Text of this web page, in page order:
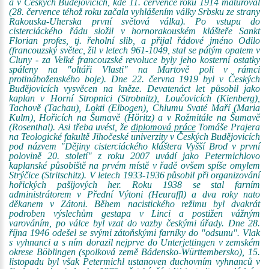
a v Českých Budějovicích, kde 11. července roku 1914 maturoval
(28. července téhož roku začala vyhlášením války Srbsku ze strany
Rakouska-Uherska první světová válka). Po vstupu do
cisterciáckého řádu složil v hornorakouském klášteře Sankt
Florian profes, tj. řeholní slib, a přijal řádové jméno Odilo
(francouzský světec, žil v letech 961-1049, stal se pátým opatem v
Cluny - za Velké francouzské revoluce byly jeho kosterní ostatky
spáleny na "oltáři Vlasti" na Martově poli v rámci
protináboženského boje). Dne 22. června 1919 byl v Českých
Budějovicích vysvěcen na kněze. Devatenáct let působil jako
kaplan v Horní Stropnici (Strobnitz), Loučovicích (Kienberg),
Tachově (Tachau), Lokti (Elbogen), Chlumu Svaté Maří (Maria
Kulm), Hořicích na Šumavě (Höritz) a v Rožmitále na Šumavě
(Rosenthal). Asi třeba uvést, že diplomová práceTomáše Prajera
na Teologické fakultě Jihočeské univerzity v Českých Budějovicích
pod názvem "Dějiny cisterciáckého kláštera Vyšší Brod v první
polovině 20. století" z roku 2007 uvádí jako Petermichlovo
kaplanské působiště na prvém místě v řadě ovšem spíše omylem
Strýčice (Stritschitz). V letech 1933-1936 působil při organizování
hořických pašijových her. Roku 1938 se stal farním
administrátorem v Přední Výtoni (Heuraffl) a dva roky nato
děkanem v Zátoni. Během nacistického režimu byl dvakrát
podroben výslechům gestapa v Linci a postižen vážným
varováním, po válce byl vzat do vazby českými úřady. Dne 28.
října 1946 odešel se svými zátoňskými farníky do "odsunu". Vlak
s vyhnanci a s ním dorazil nejprve do Unterjettingen v zemském
okrese Böblingen (spolková země Bádensko-Württembersko), 15.
listopadu byl však Petermichl ustanoven duchovním vyhnanců v